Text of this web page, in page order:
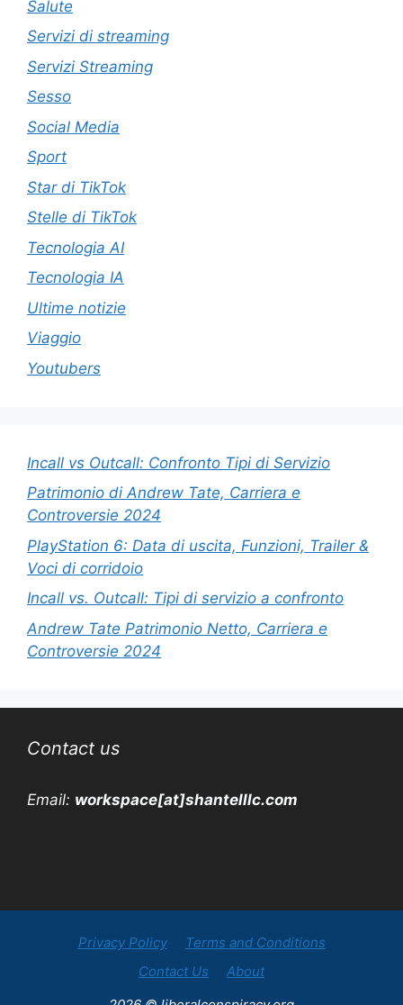
Salute
Servizi di streaming
Servizi Streaming
Sesso
Social Media
Sport
Star di TikTok
Stelle di TikTok
Tecnologia AI
Tecnologia IA
Ultime notizie
Viaggio
Youtubers
Incall vs Outcall: Confronto Tipi di Servizio
Patrimonio di Andrew Tate, Carriera e
Controversie 2024
PlayStation 6: Data di uscita, Funzioni, Trailer &
Voci di corridoio
Incall vs. Outcall: Tipi di servizio a confronto
Andrew Tate Patrimonio Netto, Carriera e
Controversie 2024
Contact us
Email: workspace[at]shantelllc.com
Privacy Policy
Terms and Conditions
Contact Us
About